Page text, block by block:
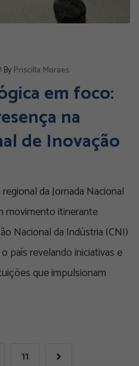
By Priscilla Moraes
em foco:
na
de Inovação
da Jornada Nacional
movimento itinerante
Nacional da Indústria (CNI)
país revelando iniciativas e
que impulsionam
11